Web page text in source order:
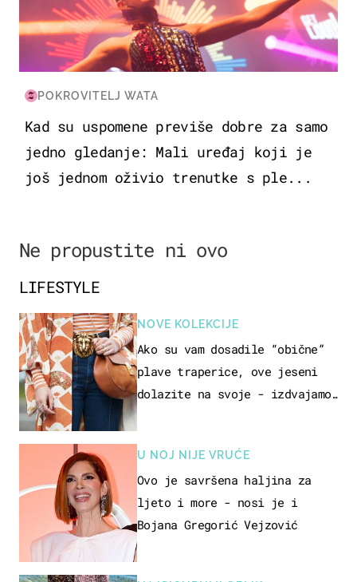
POKROVITELJ WATA
Kad su uspomene previše dobre za samo
jedno gledanje: Mali uređaj koji je
još jednom oživio trenutke s ple...
Ne propustite ni ovo
LIFESTYLE
NOVE KOLEKCIJE
Ako su vam dosadile “obične”
plave traperice, ove jeseni
dolazite na svoje - izdvajamo
U NOJ NIJE VRUĆE
Ovo je savršena haljina za
ljeto i more - nosi je i
Bojana Gregorić Vejzović